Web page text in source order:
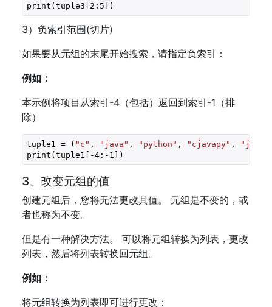
print(tuple3[ 2 : 5 ])
3）负索引范围(切片)
如果要从元组的末尾开始搜索，请指定负索引：
例如：
本示例将项目从索引-4（包括）返回到索引-1（排
除）
tuple1 = ( "c" , "java" , "python" , "cjavapy" , "js"
print(tuple1[ -4: -1 ])
3、改变元组的值
创建元组后，您将无法更改其值。 元组是不变的，或
者也称为不变。
但是有一种解决方法。 可以将元组转换为列表，更改
列表，然后将列表转换回元组。
例如：
将元组转换为列表即可进行更改：